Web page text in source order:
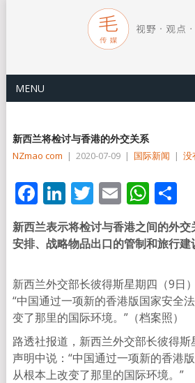
MENU
新西兰将检讨与香港的外交关系
NZmao com | 2020-07-09 | 国际新闻 | 没
Facebook
LinkedIn
Twitter
Email分
新西兰表示将检讨与香港之间的外
安排、战略物品出口的管制和旅行建
新西兰外交部长彼得斯星期四（9日
“中国通过一项新的香港版国家安全
变了那里的国际环境。”（档案照）
路透社报道，新西兰外交部长彼得
声明中说：“中国通过一项新的香港
从根本上改变了那里的国际环境。”